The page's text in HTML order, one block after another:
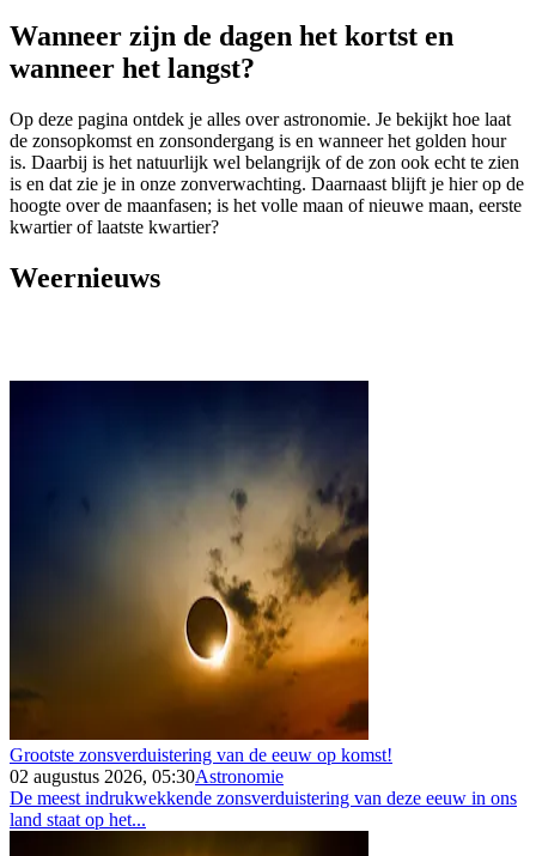
Wanneer zijn de dagen het kortst en
wanneer het langst?
Op deze pagina ontdek je alles over astronomie. Je bekijkt hoe laat
de zonsopkomst en zonsondergang is en wanneer het golden hour
is. Daarbij is het natuurlijk wel belangrijk of de zon ook echt te zien
is en dat zie je in onze zonverwachting. Daarnaast blijft je hier op de
hoogte over de maanfasen; is het volle maan of nieuwe maan, eerste
kwartier of laatste kwartier?
Weernieuws
Grootste zonsverduistering van de eeuw op komst!
02 augustus 2026, 05:30Astronomie
De meest indrukwekkende zonsverduistering van deze eeuw in ons
land staat op het...